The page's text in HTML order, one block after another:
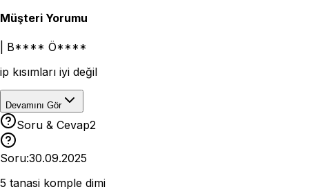
Müşteri Yorumu
B**** Ö****
ip kısımları iyi değil
Devamını Gör
Soru & Cevap2
Soru:30.09.2025
5 tanasi komple dimi